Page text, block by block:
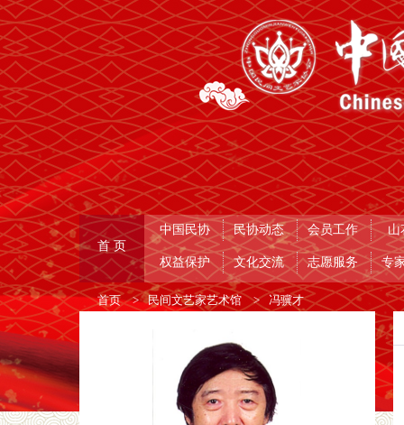
首 页
中国民协 民协动态 会员工作 山
权益保护 文化交流 志愿服务 专
首页 > 民间文艺家艺术馆 > 冯骥才